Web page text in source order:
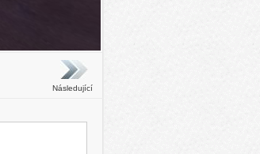
Následující